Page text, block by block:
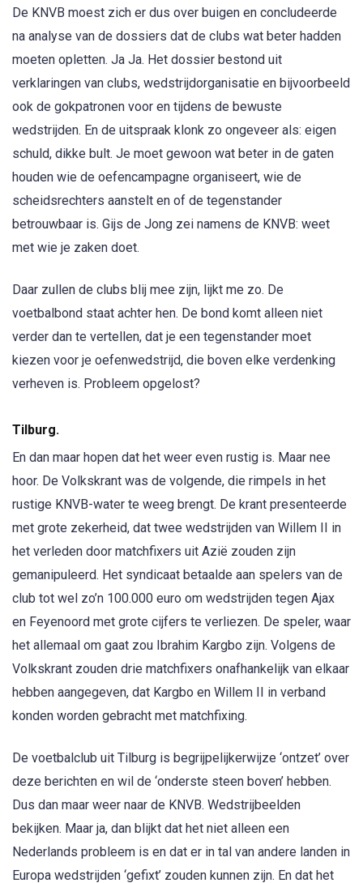
De KNVB moest zich er dus over buigen en concludeerde
na analyse van de dossiers dat de clubs wat beter hadden
moeten opletten. Ja Ja. Het dossier bestond uit
verklaringen van clubs, wedstrijdorganisatie en bijvoorbeeld
ook de gokpatronen voor en tijdens de bewuste
wedstrijden. En de uitspraak klonk zo ongeveer als: eigen
schuld, dikke bult. Je moet gewoon wat beter in de gaten
houden wie de oefencampagne organiseert, wie de
scheidsrechters aanstelt en of de tegenstander
betrouwbaar is. Gijs de Jong zei namens de KNVB: weet
met wie je zaken doet.
Daar zullen de clubs blij mee zijn, lijkt me zo. De
voetbalbond staat achter hen. De bond komt alleen niet
verder dan te vertellen, dat je een tegenstander moet
kiezen voor je oefenwedstrijd, die boven elke verdenking
verheven is. Probleem opgelost?
Tilburg.
En dan maar hopen dat het weer even rustig is. Maar nee
hoor. De Volkskrant was de volgende, die rimpels in het
rustige KNVB-water te weeg brengt. De krant presenteerde
met grote zekerheid, dat twee wedstrijden van Willem II in
het verleden door matchfixers uit Azië zouden zijn
gemanipuleerd. Het syndicaat betaalde aan spelers van de
club tot wel zo’n 100.000 euro om wedstrijden tegen Ajax
en Feyenoord met grote cijfers te verliezen. De speler, waar
het allemaal om gaat zou Ibrahim Kargbo zijn. Volgens de
Volkskrant zouden drie matchfixers onafhankelijk van elkaar
hebben aangegeven, dat Kargbo en Willem II in verband
konden worden gebracht met matchfixing.
De voetbalclub uit Tilburg is begrijpelijkerwijze ‘ontzet’ over
deze berichten en wil de ‘onderste steen boven’ hebben.
Dus dan maar weer naar de KNVB. Wedstrijbeelden
bekijken. Maar ja, dan blijkt dat het niet alleen een
Nederlands probleem is en dat er in tal van andere landen in
Europa wedstrijden ‘gefixt’ zouden kunnen zijn. En dat het